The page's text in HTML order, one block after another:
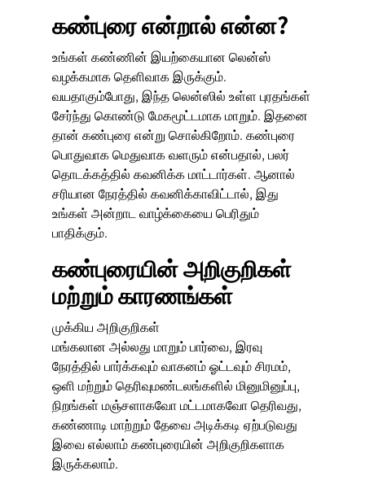
கண்புரை என்றால் என்ன?
உங்கள் கண்ணின் இயற்கையான லென்ஸ்
வழக்கமாக தெளிவாக இருக்கும்.
வயதாகும்போது, இந்த லென்ஸில் உள்ள புரதங்கள்
சேர்ந்து கொண்டு மேகமூட்டமாக மாறும். இதனை
தான் கண்புரை என்று சொல்கிறோம். கண்புரை
பொதுவாக மெதுவாக வளரும் என்பதால், பலர்
தொடக்கத்தில் கவனிக்க மாட்டார்கள். ஆனால்
சரியான நேரத்தில் கவனிக்காவிட்டால், இது
உங்கள் அன்றாட வாழ்க்கையை பெரிதும்
பாதிக்கும்.
கண்புரையின் அறிகுறிகள்
மற்றும் காரணங்கள்
முக்கிய அறிகுறிகள்
மங்கலான அல்லது மாறும் பார்வை, இரவு
நேரத்தில் பார்க்கவும் வாகனம் ஓட்டவும் சிரமம்,
ஒளி மற்றும் தெரிவுமண்டலங்களில் மினுமினுப்பு,
நிறங்கள் மஞ்சளாகவோ மட்டமாகவோ தெரிவது,
கண்ணாடி மாற்றும் தேவை அடிக்கடி ஏற்படுவது
இவை எல்லாம் கண்புரையின் அறிகுறிகளாக
இருக்கலாம்.